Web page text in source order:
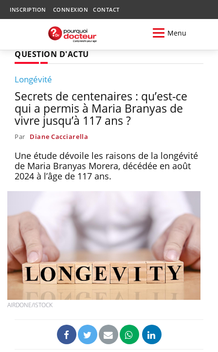
INSCRIPTION CONNEXION CONTACT
Menu
QUESTION D'ACTU
Longévité
Secrets de centenaires : qu’est-ce
qui a permis à Maria Branyas de
vivre jusqu’à 117 ans ?
Par Diane Cacciarella
Une étude dévoile les raisons de la longévité
de Maria Branyas Morera, décédée en août
2024 à l’âge de 117 ans.
AIRDONE/ISTOCK